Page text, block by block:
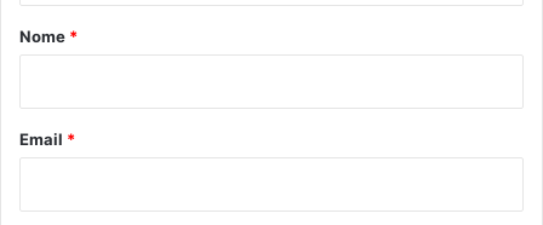
p
r
o
e
t
t
d
o
Nome *
Email *